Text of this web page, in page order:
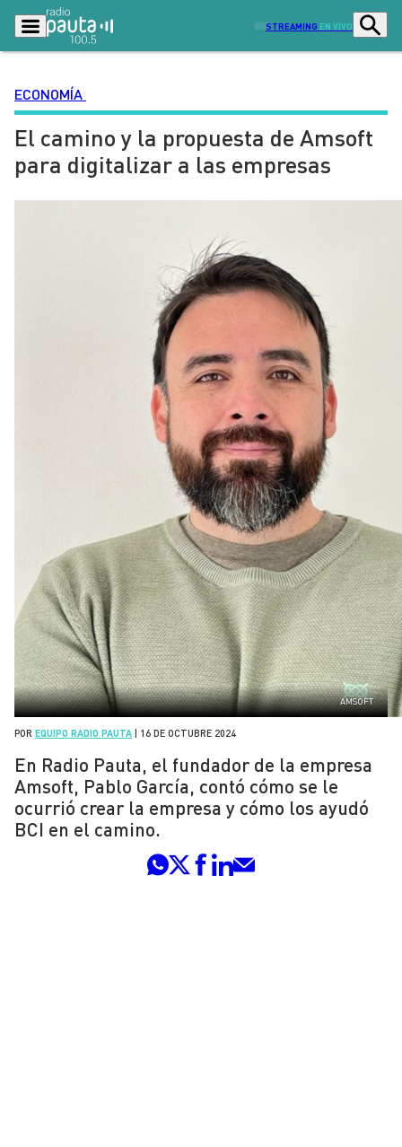
STREAMING EN VIVO
Podcasts Programas
Lo Último Actualidad
Ciudad Economía
Entretención y Cultura
Contenido Patrocinado
ECONOMÍA
El camino y la propuesta de Amsoft
para digitalizar a las empresas
AMSOFT
POR EQUIPO RADIO PAUTA 16 DE OCTUBRE 2024
En Radio Pauta, el fundador de la empresa
Amsoft, Pablo García, contó cómo se le
ocurrió crear la empresa y cómo los ayudó
BCI en el camino.